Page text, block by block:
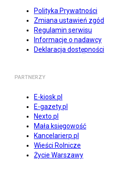
Polityka Prywatności
Zmiana ustawień zgód
Regulamin serwisu
Informacje o nadawcy
Deklaracja dostępności
PARTNERZY
E-kiosk.pl
E-gazety.pl
Nexto.pl
Mała księgowość
Kancelarierp.pl
Wieści Rolnicze
Życie Warszawy